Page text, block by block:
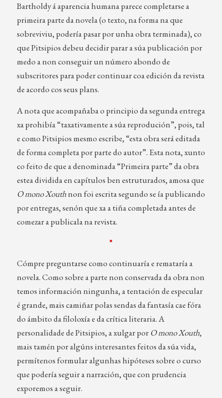
Bartholdy á aparencia humana parece completarse a
primeira parte da novela (o texto, na forma na que
sobreviviu, podería pasar por unha obra terminada), co
que Pitsipios debeu decidir parar a súa publicación por
medo a non conseguir un número abondo de
subscritores para poder continuar coa edición da revista
de acordo cos seus plans.
A nota que acompañaba o principio da segunda entrega
xa prohibía “taxativamente a súa reprodución”, pois, tal
e como Pitsipios mesmo escribe, “esta obra será editada
de forma completa por parte do autor”. Esta nota, xunto
co feito de que a denominada “Primeira parte” da obra
estea dividida en capítulos ben estruturados, amosa que
O mono Xouthnon foi escrita segundo se ía publicando
por entregas, senón que xa a tiña completada antes de
comezar a publicala na revista.
*
Cómpre preguntarse como continuaría e remataría a
novela. Como sobre a parte non conservada da obra non
temos información ningunha, a tentación de especular
é grande, mais camiñar polas sendas da fantasía cae fóra
do ámbito da filoloxía e da crítica literaria. A
personalidade de Pitsipios, a xulgar por O mono Xouth,
mais tamén por algúns interesantes feitos da súa vida,
permítenos formular algunhas hipóteses sobre o curso
que podería seguir a narración, que con prudencia
exporemos a seguir.